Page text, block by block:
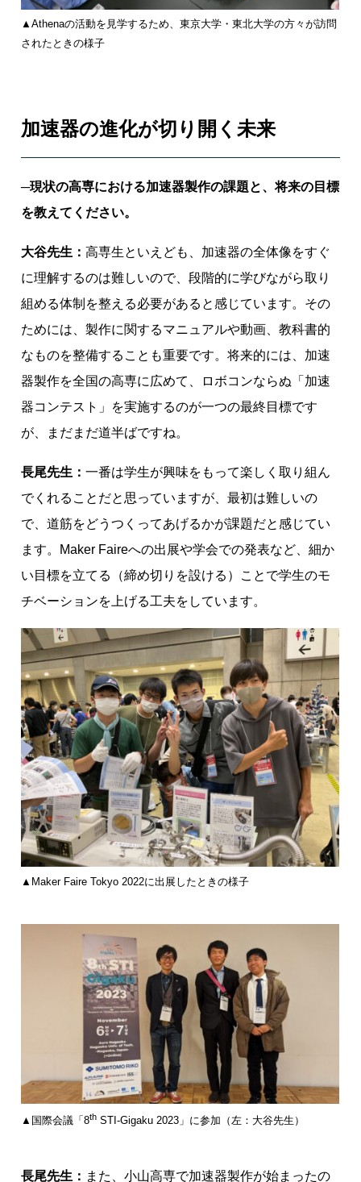
▲Athenaの活動を見学するため、東京大学・東北大学の方々が訪問
されたときの様子
加速器の進化が切り開く未来
─現状の高専における加速器製作の課題と、将来の目標
を教えてください。
大谷先生：高専生といえども、加速器の全体像をすぐ
に理解するのは難しいので、段階的に学びながら取り
組める体制を整える必要があると感じています。その
ためには、製作に関するマニュアルや動画、教科書的
なものを整備することも重要です。将来的には、加速
器製作を全国の高専に広めて、ロボコンならぬ「加速
器コンテスト」を実施するのが一つの最終目標です
が、まだまだ道半ばですね。
長尾先生：一番は学生が興味をもって楽しく取り組ん
でくれることだと思っていますが、最初は難しいの
で、道筋をどうつくってあげるかが課題だと感じてい
ます。Maker Faireへの出展や学会での発表など、細か
い目標を立てる（締め切りを設ける）ことで学生のモ
チベーションを上げる工夫をしています。
▲Maker Faire Tokyo 2022に出展したときの様子
▲国際会議「8th STI-Gigaku 2023」に参加（左：大谷先生）
長尾先生： また、小山高専で加速器製作が始まったの